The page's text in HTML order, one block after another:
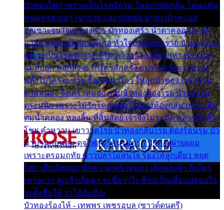
บัวทองโศก เพราะเป็นโรครักรุม ในอกกลัดกลุ้ม โดนแฟน
หนุ่มหลอกเอา เขารวย และรูปหล่อ มาพะเน้าพะนอ
ออเซาะจนใจเบา สงสาร บัวทองเศร้า น้ำตาคลอเบ้า เฝ้า
อาลัย หนุ่มรูปหล่อหนีไกล หัวใจบัวทองระรวย บัวทองโศก
เพราะเป็นโรครักจาง ชีวิตเคว้งคว้าง เมื่อรักห่างร้างไกล
แม่ก็บอก พ่อก็สั่งจะรักใครสักครั้ง อย่าไปหวังความรวย
พลั้งไปใครจะช่วย ซื้อเปลมาไกว ให้ลูกบัวทอง เวรกรรม
ตามสนอง จึงเศร้าหมอง กลีบบัวทองต้องโรย บัวทองไม่
ตระหนัก เพราะไม่รักโคลนตม บัวทองท้องกลม เพราะลืม
ตมน้ำคลอง หลงลิ้น ที่สิ้นสัตย์ เจ้าจึงไม่ระมัด หลงกลิ่นลิ้น
โชย คำหวาน เขาวาดโรย บัวทองกลีบโรย ต้องร้อนรุม บัว
มาบานก่อนตูม ดุจไฟสุมร้อนรุมอุรา บัวทองผ่ายผอม
เพราะตรอมฤทัย ข้าวปลาไม่สนใจ ร้องไห้ลูกเดียว หยุด
โศก เสียเถิดทอง พักความเศร้าหมอง เถิดทองจ๋า ถึงใคร
เขาจะว่า ลูกเจ้าเกิดมา จะชื่อว่าไง พี่ขอเป็นเพื่อนปลอบใจ
จะตั้งชื่อให้ ว่าไอ้บังเอิญ
บัวทองร้องไห้ - เทพพร เพชรอุบล (ซาวด์ดนตรี)